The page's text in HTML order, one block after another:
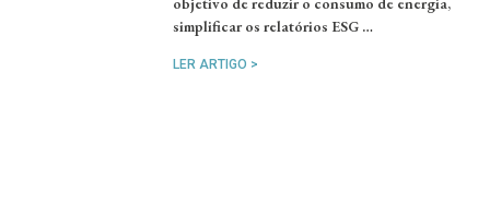
simplificar os relatórios ESG …
LER ARTIGO >